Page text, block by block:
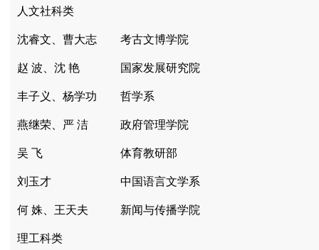
人文社科类
沈睿文、曹大志 考古文博学院
赵 波、沈 艳 国家发展研究院
丰子义、杨学功 哲学系
燕继荣、严 洁 政府管理学院
吴 飞 体育教研部
刘玉才 中国语言文学系
何 姝、王天夫 新闻与传播学院
理工科类